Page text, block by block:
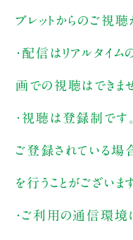
ブレットからのご視
・配信はリアルタイ
画での視聴はできま
・視聴は登録制です
ご登録されている場
を行うことがございま
・ご利用の通信環境